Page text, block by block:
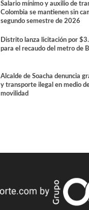
Salario mínimo y auxilio de
Colombia se mantienen sin
segundo semestre de 2026
Distrito lanza licitación por
para el recaudo del metro de
Alcalde de Soacha denuncia
y transporte ilegal en medio
movilidad